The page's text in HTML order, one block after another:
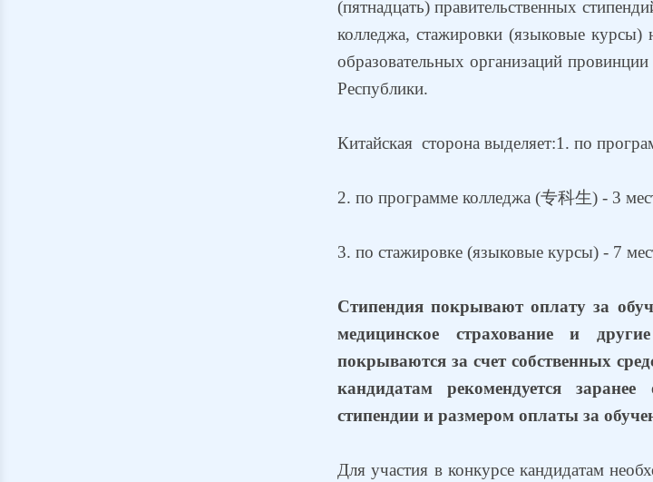
(пятнадцать) правительственных
колледжа, стажировки (языковые
образовательных организаций
Республики.
Китайская сторона выделяет:1. по
2. по программе колледжа (专科生) - 3
3. по стажировке (языковые курсы) - 7
Стипендия покрывают оплату за
медицинское страхование и
покрываются за счет собственных
кандидатам рекомендуется
стипендии и размером оплаты за
Для участия в конкурсе кандидатам